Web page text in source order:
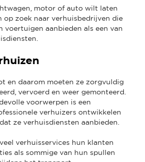
motor of auto wilt laten
op zoek naar verhuisbedrijven die
voertuigen aanbieden als een van
en daarom moeten ze zorgvuldig
vervoerd en weer gemonteerd.
voorwerpen is een
verhuizers ontwikkelen
ze verhuisdiensten aanbieden.
verhuisservices hun klanten
als sommige van hun spullen